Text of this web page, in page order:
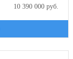
10 390 000 руб.